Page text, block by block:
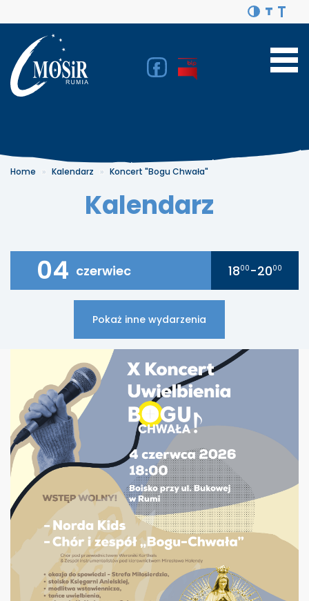
Home Kalendarz Koncert "Bogu Chwała"
Kalendarz
04 czerwiec 1800 -2000
Pokaż inne wydarzenia